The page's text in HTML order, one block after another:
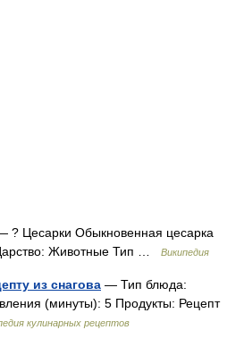
? Цесарки Обыкновенная цесарка
Животные Тип …
Википедия
из снагова — Тип блюда:
(минуты): 5 Продукты: Рецепт
кулинарных рецептов